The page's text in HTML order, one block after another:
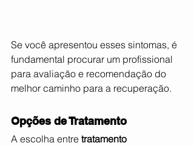
Se você apresentou esses sintomas, é
fundamental procurar um profissional
para avaliação e recomendação do
melhor caminho para a recuperação.
Opções de Tratamento
A escolha entre tratamento